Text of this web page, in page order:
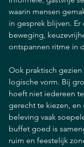
waarin mensen
in gesprek blijven. Er
beweging,
ontspannen ritme in
Ook praktisch gezien
logische vorm. Bij
hoeft niet iedereen
gerecht te kiezen, en
beleving vaak
buffet goed is
ruim en feestelijk